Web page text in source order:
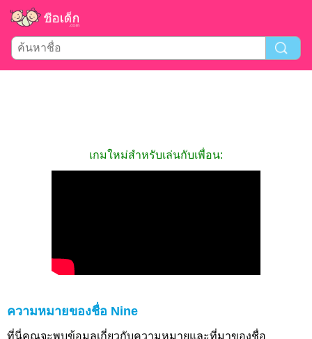
เกมใหม่สำหรับเล่นกับเพื่อน:
ความหมายของชื่อ Nine
ที่นี่คุณจะพบข้อมูลเกี่ยวกับความหมายและที่มาของชื่อ